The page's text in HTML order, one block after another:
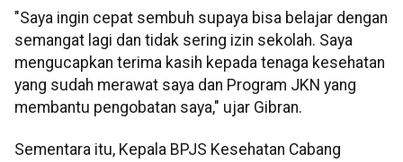
"Saya ingin cepat sembuh supaya bisa belajar dengan
semangat lagi dan tidak sering izin sekolah. Saya
mengucapkan terima kasih kepada tenaga kesehatan
yang sudah merawat saya dan Program JKN yang
membantu pengobatan saya," ujar Gibran.
Sementara itu, Kepala BPJS Kesehatan Cabang